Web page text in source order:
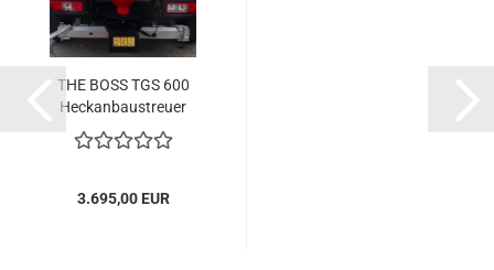
THE BOSS TGS 600
Heckanbaustreuer
3.695,00 EUR